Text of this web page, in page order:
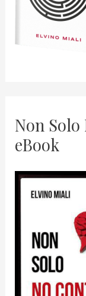
Non Solo
eBook